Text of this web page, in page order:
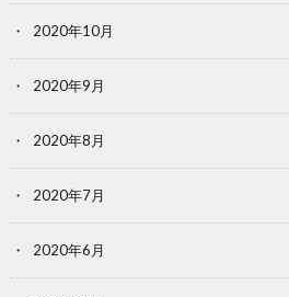
2020年10月
2020年9月
2020年8月
2020年7月
2020年6月